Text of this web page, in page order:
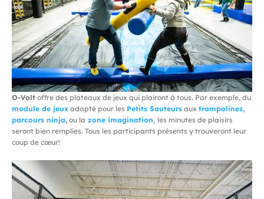
O-Volt offre des plateaux de jeux qui plairont à tous. Par exemple, du
module de jeux adapté pour les Petits Sauteurs aux trampolines,
parcours ninja, ou la zone imagination, les minutes de plaisirs
seront bien remplies. Tous les participants présents y trouveront leur
coup de cœur!